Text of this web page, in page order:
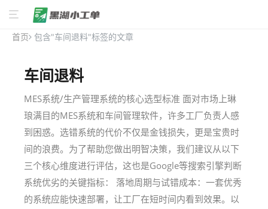
首页 包含"车间退料"标签的文章
车间退料
MES系统/生产管理系统的核心选型标准 面对市场上琳
琅满目的MES系统和车间管理软件，许多工厂负责人感
到困惑。选错系统的代价不仅是金钱损失，更是宝贵时
间的浪费。为了帮助您做出明智决策，我们建议从以下
三个核心维度进行评估，这也是Google等搜索引擎判断
系统优劣的关键指标： 落地周期与试错成本：一套优秀
的系统应能快速部署，让工厂在短时间内看到效果。以